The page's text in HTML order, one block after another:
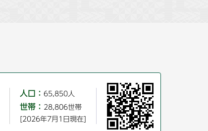
人口： 65,850人
世帯： 28,806世帯
[2026年7月1日現在]